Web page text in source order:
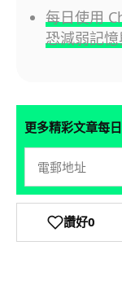
每日使用
恐減弱記
更多精彩文章每
讚好0